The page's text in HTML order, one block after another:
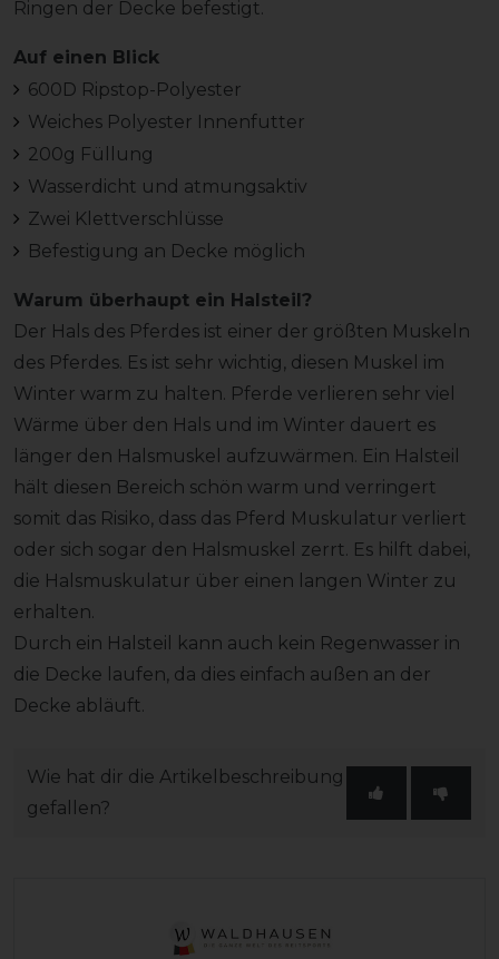
Ringen der Decke befestigt.
Auf einen Blick
600D Ripstop-Polyester
Weiches Polyester Innenfutter
200g Füllung
Wasserdicht und atmungsaktiv
Zwei Klettverschlüsse
Befestigung an Decke möglich
Warum überhaupt ein Halsteil?
Der Hals des Pferdes ist einer der größten Muskeln
des Pferdes. Es ist sehr wichtig, diesen Muskel im
Winter warm zu halten. Pferde verlieren sehr viel
Wärme über den Hals und im Winter dauert es
länger den Halsmuskel aufzuwärmen. Ein Halsteil
hält diesen Bereich schön warm und verringert
somit das Risiko, dass das Pferd Muskulatur verliert
oder sich sogar den Halsmuskel zerrt. Es hilft dabei,
die Halsmuskulatur über einen langen Winter zu
erhalten.
Durch ein Halsteil kann auch kein Regenwasser in
die Decke laufen, da dies einfach außen an der
Decke abläuft.
Wie hat dir die Artikelbeschreibung
gefallen?